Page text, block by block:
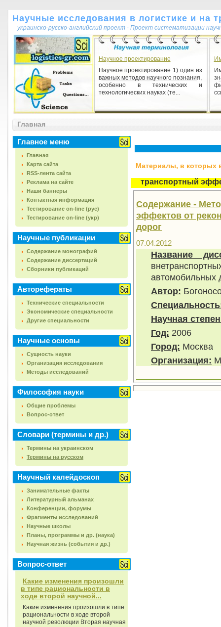
Научные исследования в логистике и на
украинско-русско-английский проект - Проект систематизации
Научное проектирование
Научное проектирование 1) один из
важных методов научного познания,
особенно в технических и
технологических науках (те...
Шкала (від лат. scala - сходи)
кількісної оцінки яких-небудь
величин.
Главная
Главное меню
Главная
Карта сайта
RSS-лента сайта
Реклама на сайте
Наши баннеры
Контактная информация
Тестирование on-line (рус)
Тестирование on-line (укр)
Научные публикации
Содержание монографий
Содержание диссертаций
Сборники публикаций
Авторефераты
Технические специальности
Экономические специальности
Другие специальности
Научные основы
Сущность науки
Организация исследования
Методы исследований
Философия науки
Общие проблемы
Вопрос-ответ
Словари (термины и др.)
Термины на украинском
Термины на русском
Научный калейдоскоп
Занимательные факты
Литературный альманах
Конференции, форумы
Фрагменты исследований
Научные школы
Планы, программы и др. (наука)
Научная жизнь (события и др.)
Вопрос-ответ
Какие изменения произошли
в типе рациональности в
ходе второй научной...
Какие изменения произошли в типе
рациональности в ходе второй
научной революции Вторая научная
Материалы, в которых
транспортный
Содержание -
эффектов от
дорог
07.04.2012
Название
автомобильных
Автор:
Научная
Год: 2006
Город: Москва
Организация: